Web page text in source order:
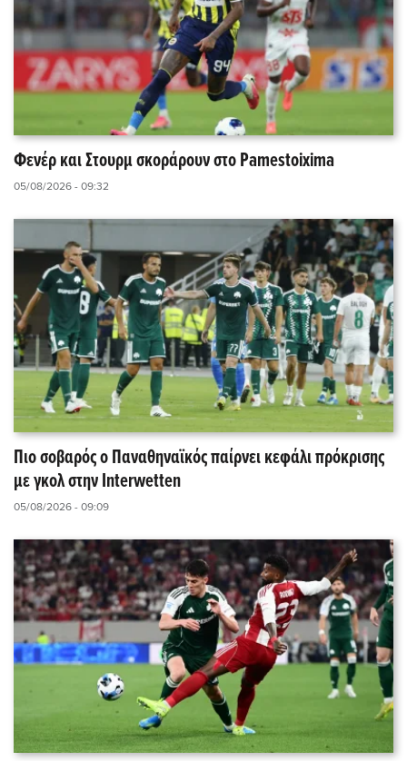
Φενέρ και Στουρμ σκοράρουν στο Pamestoixima
05/08/2026 - 09:32
Πιο σοβαρός ο Παναθηναϊκός παίρνει κεφάλι πρόκρισης
με γκολ στην Interwetten
05/08/2026 - 09:09